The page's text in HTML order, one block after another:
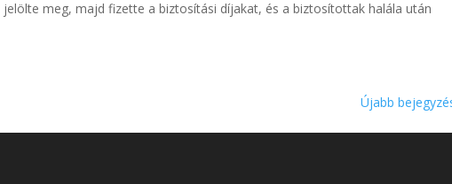
meg, majd fizette a biztosítási díjakat, és a biztosítottak halála után
Újabb